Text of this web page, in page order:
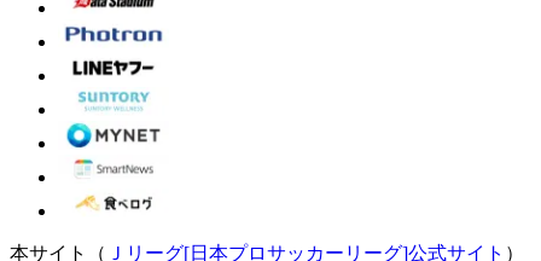
本サイト（ Ｊリーグ[日本プロサッカーリーグ]公式サイト ）